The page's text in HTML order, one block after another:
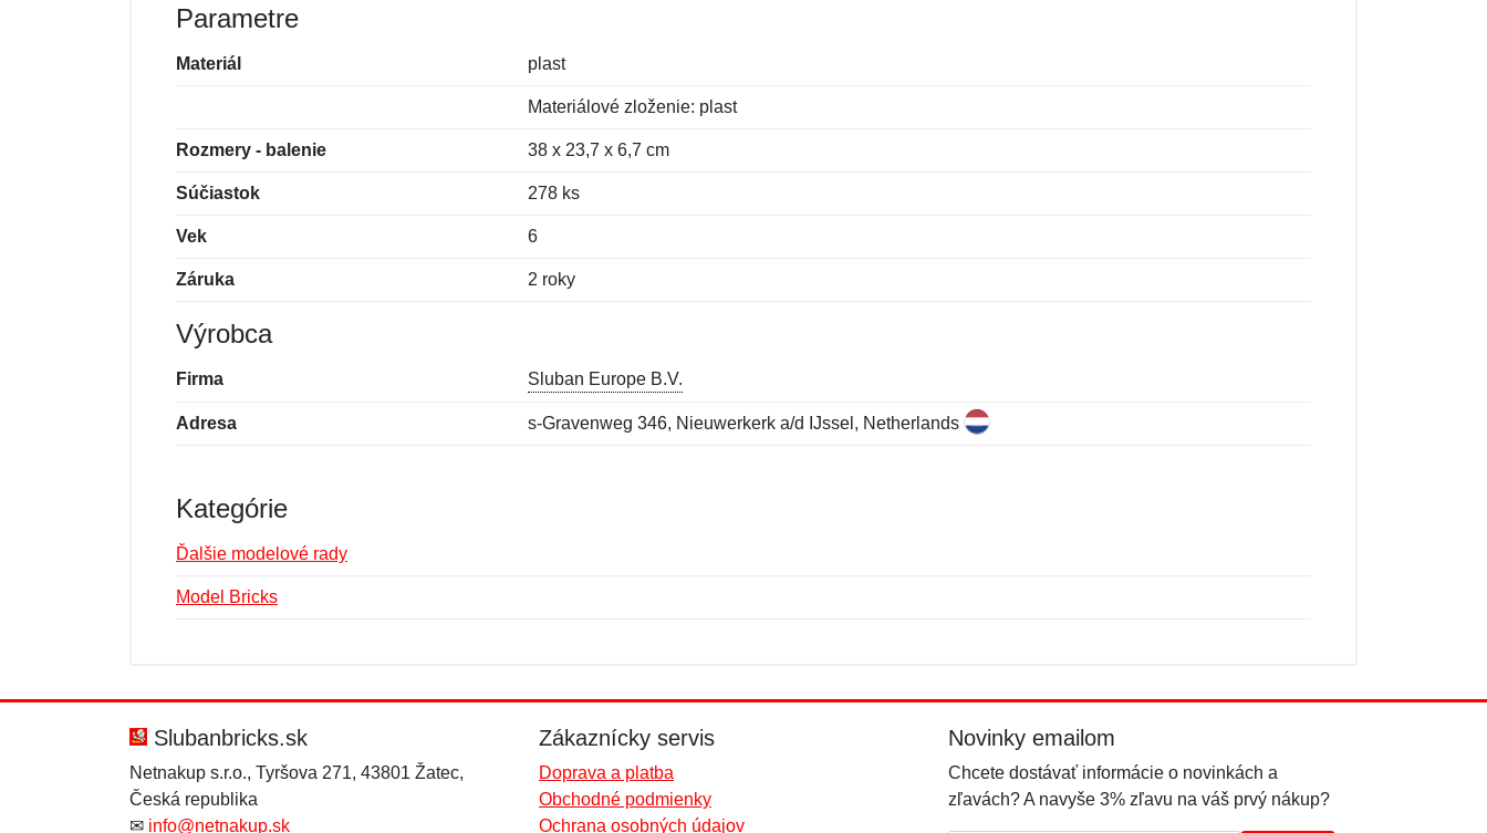
Parametre
Materiál plast
Materiálové zloženie: plast
Rozmery - balenie 38 x 23,7 x 6,7 cm
Súčiastok 278 ks
Vek 6
Záruka 2 roky
Výrobca
Firma Sluban Europe B.V.
Adresa s-Gravenweg 346, Nieuwerkerk a/d IJssel, Netherlands
Kategórie
Ďalšie modelové rady
Model Bricks
Správa*
Správa*
Slubanbricks.sk
Netnakup s.r.o., Tyršova 271, 43801 Žatec,
Česká republika
✉ info@netnakup.sk
Zákaznícky servis
Doprava a platba
Obchodné podmienky
Ochrana osobných údajov
Novinky emailom
Chcete dostávať informácie o novinkách a
zľavách? A navyše 3% zľavu na váš prvý nákup?